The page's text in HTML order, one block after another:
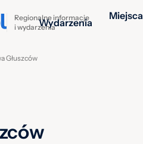
Regionalne informacje
i wydarzeniaWydarzenia
Miejsca
Głuszców